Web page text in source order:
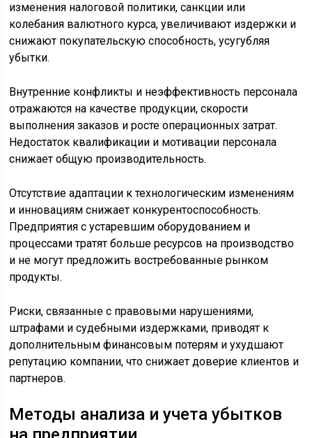
изменения налоговой политики, санкции или
колебания валютного курса, увеличивают издержки и
снижают покупательскую способность, усугубляя
убытки.
Внутренние конфликты и неэффективность персонала
отражаются на качестве продукции, скорости
выполнения заказов и росте операционных затрат.
Недостаток квалификации и мотивации персонала
снижает общую производительность.
Отсутствие адаптации к технологическим изменениям
и инновациям снижает конкурентоспособность.
Предприятия с устаревшим оборудованием и
процессами тратят больше ресурсов на производство
и не могут предложить востребованные рынком
продукты.
Риски, связанные с правовыми нарушениями,
штрафами и судебными издержками, приводят к
дополнительным финансовым потерям и ухудшают
репутацию компании, что снижает доверие клиентов и
партнеров.
Методы анализа и учета убытков